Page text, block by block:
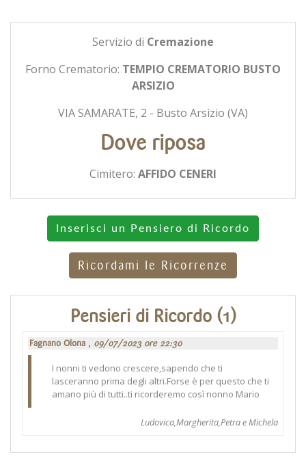
Servizio di Cremazione
Forno Crematorio: TEMPIO CREMATORIO BUSTO
ARSIZIO
VIA SAMARATE, 2 - Busto Arsizio (VA)
Dove riposa
Cimitero: AFFIDO CENERI
Inserisci un Pensiero di Ricordo
Ricordami le Ricorrenze
Pensieri di Ricordo (1)
Fagnano Olona , 09/07/2023 ore 22:30
I nonni ti vedono crescere,sapendo che ti
lasceranno prima degli altri.Forse è per questo che ti
amano più di tutti..ti ricorderemo così nonno Mario
Ludovica,Margherita,Petra e Michela